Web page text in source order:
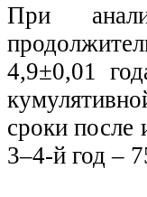
При
4,9±0,01
сроки
3–4-й год –